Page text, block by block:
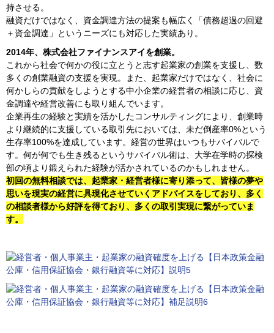
持させる。
融資だけではなく、資金調達方法の提案も幅広く「債務超過の回避
＋資金調達」というニーズにも対応した実績あり。
2014年、株式会社ファイナンスアイを創業。
これから社会で何かの役に立とうと志す起業家の創業を支援し、数
多くの創業融資の支援を実現。また、起業家だけではなく、社会に
何かしらの貢献をしようとする中小企業の経営者の相談に応じ、資
金調達や経営改善にも取り組んでいます。
企業再生の経験と実績を活かしたコンサルティングにより、創業時
より継続的に支援している取引先においては、未だ倒産率0%という
生存率100%を達成しています。経営の世界はいつもサバイバルで
す。何が何でも生き残るというサバイバル術は、大学在学時の探検
部の頃より鍛えられた経験が活かされているのかもしれません。
初回の無料相談では、起業家・経営者様に寄り添って、皆様の夢や
思いを現実の経営に具現化させていくアドバイスをしており、多く
の相談者様から好評を得ており、多くの取引実現に繋がっていま
す。